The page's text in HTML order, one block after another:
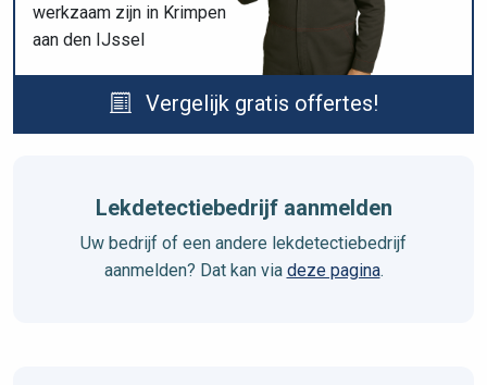
werkzaam zijn in Krimpen
aan den IJssel
Vergelijk gratis offertes!
Lekdetectiebedrijf aanmelden
Uw bedrijf of een andere lekdetectiebedrijf
aanmelden? Dat kan via deze pagina.